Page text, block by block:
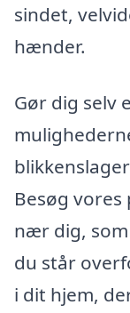
sindet,
hænder.
Gør dig selv
Besøg
nær dig,
du står
i dit hjem,